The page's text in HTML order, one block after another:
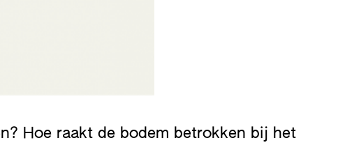
Hoe raakt de bodem betrokken bij het